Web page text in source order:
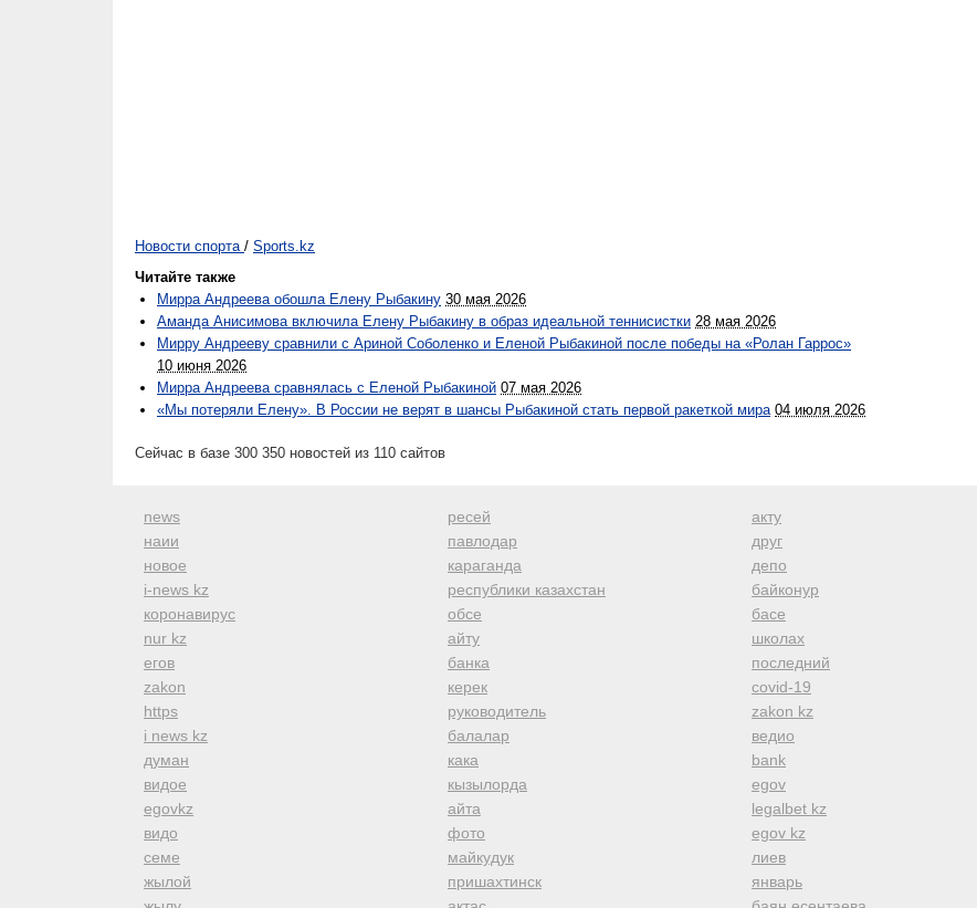
Новости спорта / Sports.kz
Читайте также
Мирра Андреева обошла Елену Рыбакину 30 мая 2026
Аманда Анисимова включила Елену Рыбакину в образ идеальной теннисистки 28 мая 2026
Мирру Андрееву сравнили с Ариной Соболенко и Еленой Рыбакиной после победы на «Ролан Гаррос»
10 июня 2026
Мирра Андреева сравнялась с Еленой Рыбакиной 07 мая 2026
«Мы потеряли Елену». В России не верят в шансы Рыбакиной стать первой ракеткой мира 04 июля 2026
Сейчас в базе 300 350 новостей из 110 сайтов
news
наии
новое
i-news kz
коронавирус
nur kz
егов
zakon
https
i news kz
думан
видое
egovkz
видо
семе
жылой
ресей
павлодар
караганда
республики казахстан
обсе
айту
банка
керек
руководитель
балалар
кака
кызылорда
айта
фото
майкудук
пришахтинск
акту
друг
депо
байконур
басе
школах
последний
covid-19
zakon kz
ведио
bank
egov
legalbet kz
egov kz
лиев
январь